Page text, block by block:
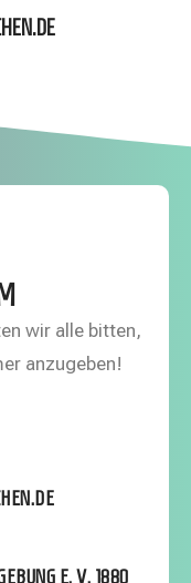
wir alle bitten,
anzugeben!
E. V. 1880